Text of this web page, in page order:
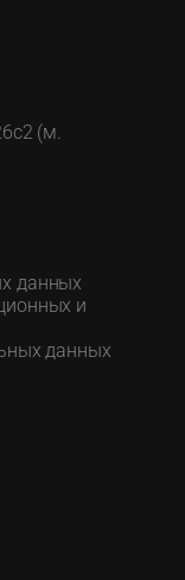
(м.
данных
и
данных